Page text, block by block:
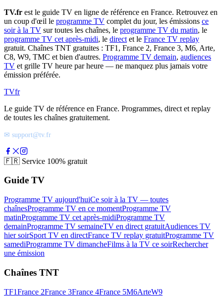
TV.fr est le guide TV en ligne de référence en France. Retrouvez en
un coup d'œil le programme TV complet du jour, les émissions ce
soir à la TV sur toutes les chaînes, le programme TV du matin, le
programme TV cet après-midi, le direct et le France TV replay
gratuit. Chaînes TNT gratuites : TF1, France 2, France 3, M6, Arte,
C8, W9, TMC et bien d'autres. Programme TV demain, audiences
TV et grille TV heure par heure — ne manquez plus jamais votre
émission préférée.
TVfr
Le guide TV de référence en France. Programmes, direct et replay
de toutes les chaînes gratuitement.
✉ support@tv.fr
🇫🇷 Service 100% gratuit
Guide TV
Programme TV aujourd'huiCe soir à la TV — toutes
chaînesProgramme TV en ce momentProgramme TV
matinProgramme TV cet après-midiProgramme TV
demainProgramme TV semaineTV en direct gratuitAudiences TV
hier soirSport TV en directFrance TV replay gratuitProgramme TV
samediProgramme TV dimancheFilms à la TV ce soirRechercher
une émission
Chaînes TNT
TF1France 2France 3France 4France 5M6ArteW9